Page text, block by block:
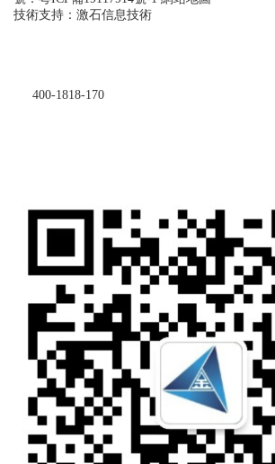
技術支持： 激石信息技術
400-1818-170